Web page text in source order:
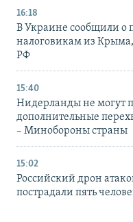
16:18
В Украине сообщили о
налоговикам из
РФ
15:40
Нидерланды не могут
дополнительные
– Минобороны страны
15:02
Российский дрон
пострадали пять